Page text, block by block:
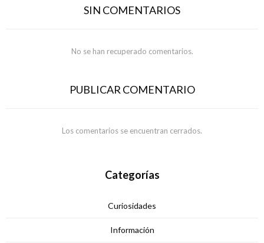
SIN COMENTARIOS
No se han recuperado comentarios.
PUBLICAR COMENTARIO
Los comentarios se encuentran cerrados.
Categorías
Curiosidades
Información